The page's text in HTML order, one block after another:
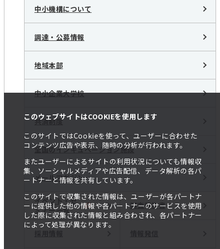
このウェブサイトはCOOKIEを使用します
このサイトではCookieを使って、ユーザーに合わせた
コンテンツ広告や表示、随時の分析が行われます。
またユーザーによるサイトの利用状況についても情報収
集、ソーシャルメディアや広告配信、データ解析の各パ
ートナーと情報を共有しています。
このサイトで収集された情報は、ユーザーが各パートナ
ーに提供した他の情報や各パートナーのサービスを使用
した際に収集された情報と組み合わされ、各パートナー
によって処理が異なります。
中小機構について
調達・公募情報
地域本部
中小企業大学校
共済制度
全国のインキュベーション施設
メールマガジン
イベント・セ
ミナー一覧
調査報告書